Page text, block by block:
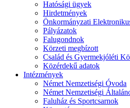
Hatósági ügyek
Hirdetmények
Önkormányzati
Pályázatok
Falugondnok
Körzeti megbízott
Család és Gyermekjóléti
Közérdekű adatok
Intézmények
Német Nemzetiségi Óvoda
Német Nemzetiségi
Faluház és Sportcsarnok